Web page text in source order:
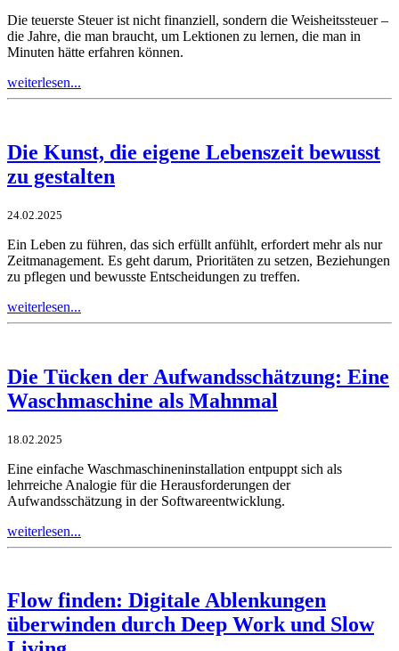
Die teuerste Steuer ist nicht finanziell, sondern die Weisheitssteuer –
die Jahre, die man braucht, um Lektionen zu lernen, die man in
Minuten hätte erfahren können.
weiterlesen...
Die Kunst, die eigene Lebenszeit bewusst
zu gestalten
24.02.2025
Ein Leben zu führen, das sich erfüllt anfühlt, erfordert mehr als nur
Zeitmanagement. Es geht darum, Prioritäten zu setzen, Beziehungen
zu pflegen und bewusste Entscheidungen zu treffen.
weiterlesen...
Die Tücken der Aufwandsschätzung: Eine
Waschmaschine als Mahnmal
18.02.2025
Eine einfache Waschmaschineninstallation entpuppt sich als
lehrreiche Analogie für die Herausforderungen der
Aufwandsschätzung in der Softwareentwicklung.
weiterlesen...
Flow finden: Digitale Ablenkungen
überwinden durch Deep Work und Slow